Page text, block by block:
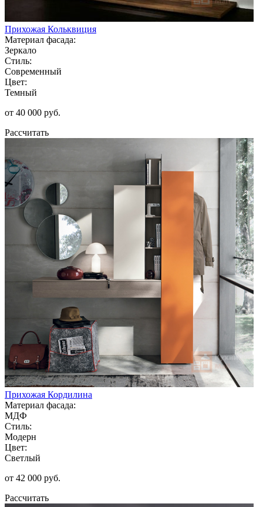
Прихожая Кольквиция
Материал фасада:
Зеркало
Стиль:
Современный
Цвет:
Темный
от 40 000 руб.
Рассчитать
Прихожая Кордилина
Материал фасада:
МДФ
Стиль:
Модерн
Цвет:
Светлый
от 42 000 руб.
Рассчитать